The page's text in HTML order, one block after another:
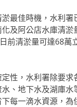
最佳時機，水利
及阿公店水庫清
前清淤量可達68萬
性，水利署除要
、地下水及湖庫
每一滴水資源，